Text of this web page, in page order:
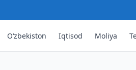
O‘zbekiston Iqtisod Moliya